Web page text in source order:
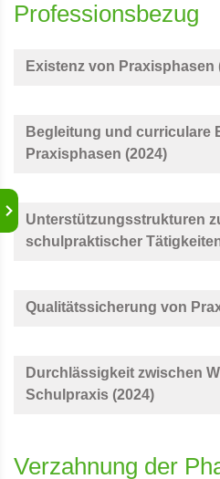
Professionsbezug
Existenz von Praxisphasen
Begleitung und curriculare
Praxisphasen (2024)
Unterstützungsstrukturen
schulpraktischer
Qualitätssicherung von
Durchlässigkeit zwischen
Schulpraxis (2024)
Verzahnung der